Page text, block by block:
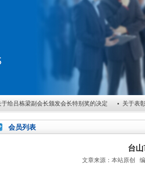
于给吕栋梁副会长颁发会长特别奖的决定 关于表
优秀会员单位的决定 关于任命广东省因私出入
会员列表
台
文章来源：本站原创